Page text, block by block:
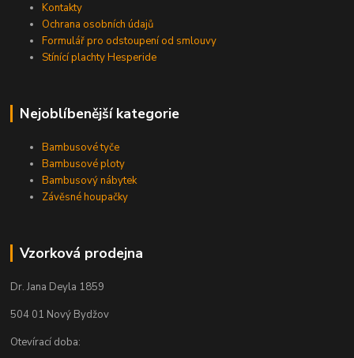
Kontakty
Ochrana osobních údajů
Formulář pro odstoupení od smlouvy
Stínící plachty Hesperide
Nejoblíbenější kategorie
Bambusové tyče
Bambusové ploty
Bambusový nábytek
Závěsné houpačky
Vzorková prodejna
Dr. Jana Deyla 1859
504 01 Nový Bydžov
Otevírací doba: